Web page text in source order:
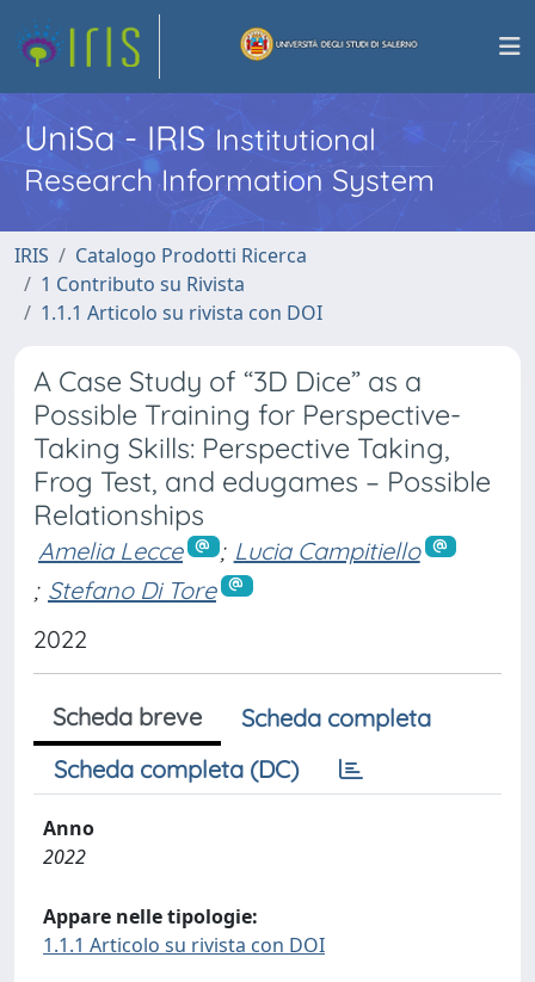
UniSa - IRISInstitutional
Research Information System
IRIS
Catalogo Prodotti Ricerca
1 Contributo su Rivista
1.1.1 Articolo su rivista con DOI
A Case Study of “3D Dice” as a
Possible Training for Perspective-
Taking Skills: Perspective Taking,
Frog Test, and edugames – Possible
Relationships
Amelia Lecce ; Lucia Campitiello
; Stefano Di Tore
2022
Scheda breve
Scheda completa
Scheda completa (DC)
Anno
2022
Appare nelle tipologie:
1.1.1 Articolo su rivista con DOI